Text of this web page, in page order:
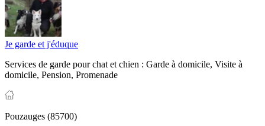
Je garde et j'éduque
Services de garde pour chat et chien : Garde à domicile, Visite à
domicile, Pension, Promenade
Pouzauges (85700)